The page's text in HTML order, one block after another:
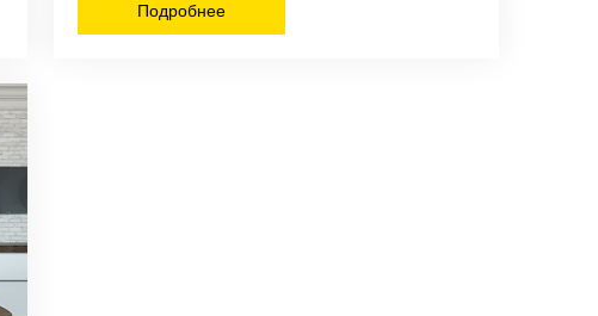
Комплектующие
Подробнее